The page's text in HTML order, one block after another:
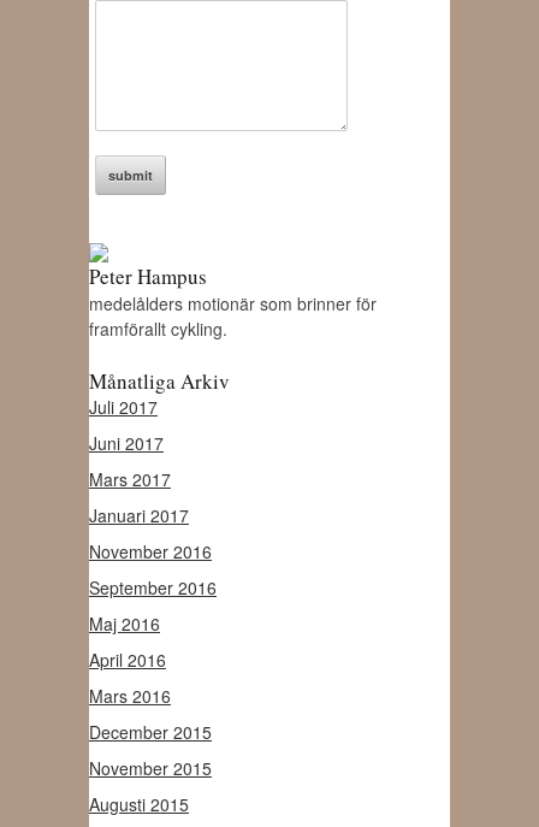
Peter Hampus
medelålders motionär som brinner för
framförallt cykling.
Månatliga Arkiv
Juli 2017
Juni 2017
Mars 2017
Januari 2017
November 2016
September 2016
Maj 2016
April 2016
Mars 2016
December 2015
November 2015
Augusti 2015